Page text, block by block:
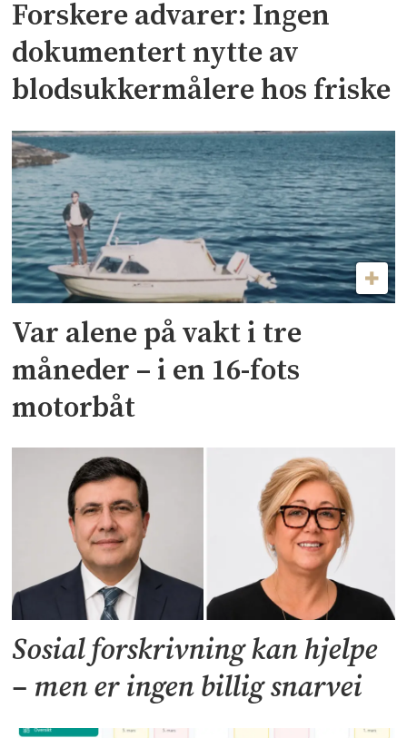
Forskere advarer: Ingen
dokumentert nytte av
blodsukkermålere hos friske
Var alene på vakt i tre
måneder – i en 16-fots
motorbåt
Sosial forskrivning kan hjelpe
– men er ingen billig snarvei